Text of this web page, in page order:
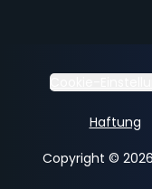
Cookie-
Haftung
Copyright ©